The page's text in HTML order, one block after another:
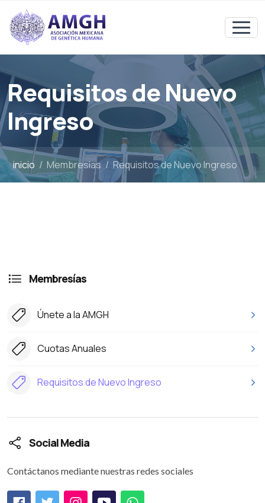
Requisitos de Nuevo
Ingreso
inicio Membresias Requisitos de Nuevo Ingreso
Membresías
Únete a la AMGH
Cuotas Anuales
Requisitos de Nuevo Ingreso
Social Media
Contáctanos mediante nuestras redes sociales